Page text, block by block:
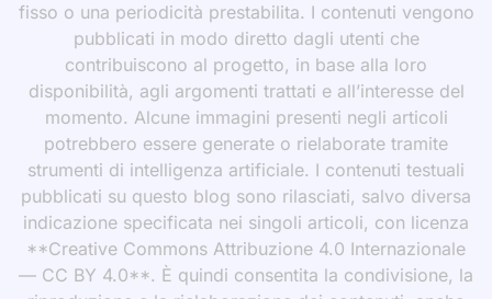
fisso o una periodicità prestabilita. I contenuti vengono
pubblicati in modo diretto dagli utenti che
contribuiscono al progetto, in base alla loro
disponibilità, agli argomenti trattati e all’interesse del
momento. Alcune immagini presenti negli articoli
potrebbero essere generate o rielaborate tramite
strumenti di intelligenza artificiale. I contenuti testuali
pubblicati su questo blog sono rilasciati, salvo diversa
indicazione specificata nei singoli articoli, con licenza
**Creative Commons Attribuzione 4.0 Internazionale
— CC BY 4.0**. È quindi consentita la condivisione, la